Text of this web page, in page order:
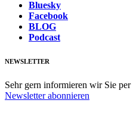
Bluesky
Facebook
BLOG
Podcast
NEWSLETTER
Sehr gern informieren wir Sie
Newsletter abonnieren